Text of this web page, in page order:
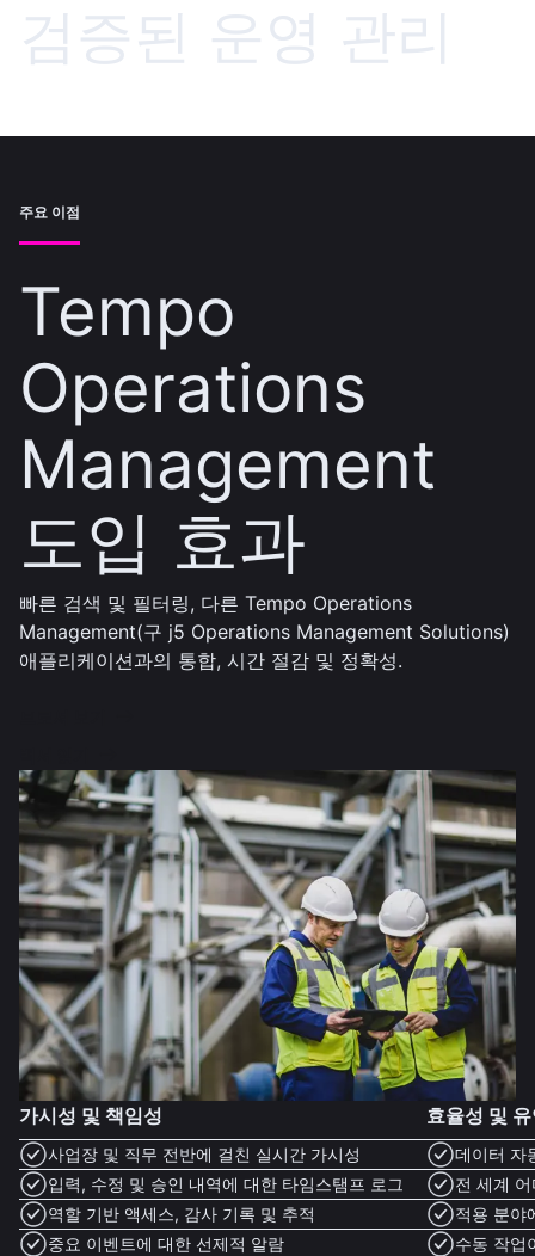
검증된 운영 관리
주요 이점
Tempo
Operations
Management
도입 효과
빠른 검색 및 필터링, 다른 Tempo Operations
Management(구 j5 Operations Management Solutions)
애플리케이션과의 통합, 시간 절감 및 정확성.
가시성 및 책임성
사업장 및 직무 전반에 걸친 실시간 가시성
입력, 수정 및 승인 내역에 대한 타임스탬프 로그
역할 기반 액세스, 감사 기록 및 추적
중요 이벤트에 대한 선제적 알람
효율성 및
데이터 자
전 세계
적용 분야
수동 작업